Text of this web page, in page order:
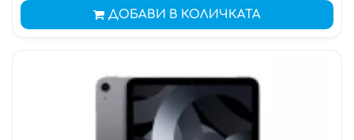
ДОБАВИ В КОЛИЧКАТА